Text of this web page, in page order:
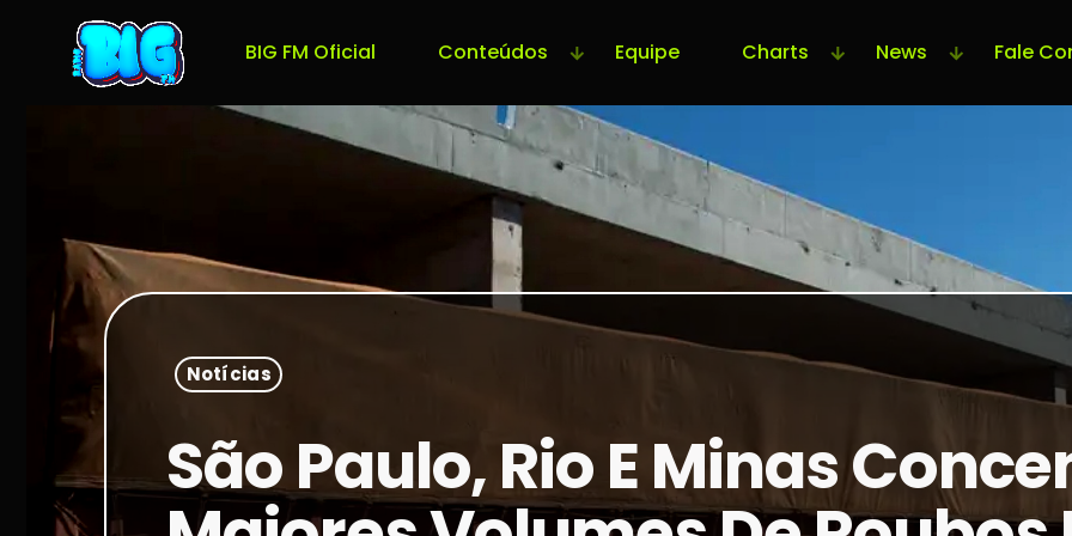
BIG FM Oficial Conteúdos Equipe Charts News Fale
Notícias
São Paulo, Rio E Minas